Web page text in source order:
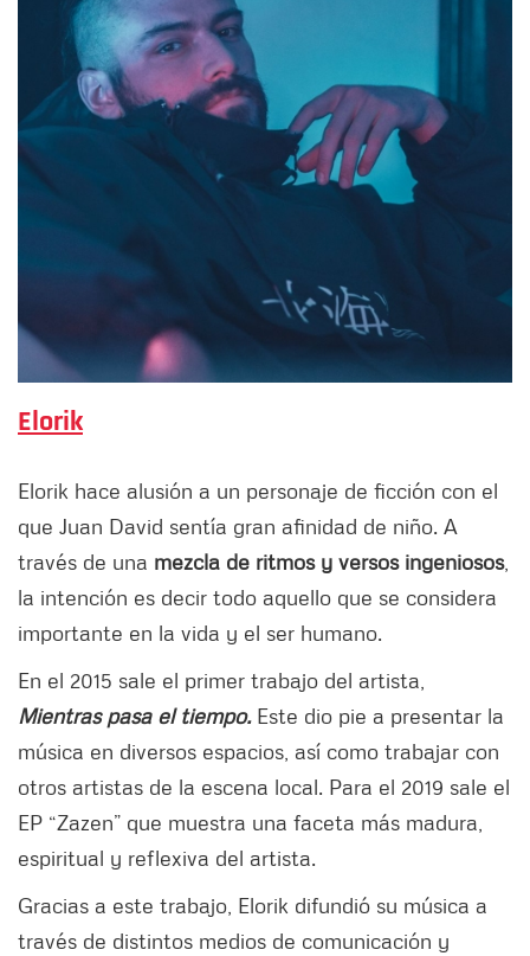
Elorik
Elorik hace alusión a un personaje de ficción con el
que Juan David sentía gran afinidad de niño. A
través de una mezcla de ritmos y versos ingeniosos,
la intención es decir todo aquello que se considera
importante en la vida y el ser humano.
En el 2015 sale el primer trabajo del artista,
Mientras pasa el tiempo. Este dio pie a presentar la
música en diversos espacios, así como trabajar con
otros artistas de la escena local. Para el 2019 sale el
EP “Zazen” que muestra una faceta más madura,
espiritual y reflexiva del artista.
Gracias a este trabajo, Elorik difundió su música a
través de distintos medios de comunicación y